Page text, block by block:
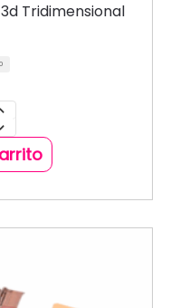
Tridimensional